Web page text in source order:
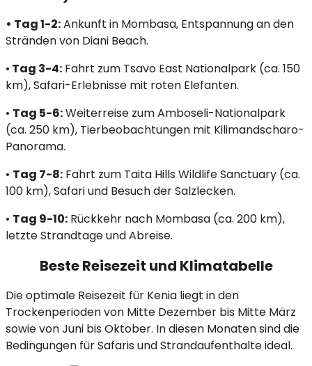
• Tag 1-2:Ankunft in Mombasa, Entspannung an den
Stränden von Diani Beach.​
• Tag 3-4: Fahrt zum Tsavo East Nationalpark (ca. 150
km), Safari-Erlebnisse mit roten Elefanten.​
• Tag 5-6:Weiterreise zum Amboseli-Nationalpark
(ca. 250 km), Tierbeobachtungen mit Kilimandscharo-
Panorama.​
• Tag 7-8: Fahrt zum Taita Hills Wildlife Sanctuary (ca.
100 km), Safari und Besuch der Salzlecken.​
• Tag 9-10: Rückkehr nach Mombasa (ca. 200 km),
letzte Strandtage und Abreise.​
Beste Reisezeit und Klimatabelle
Die optimale Reisezeit für Kenia liegt in den
Trockenperioden von Mitte Dezember bis Mitte März
sowie von Juni bis Oktober. In diesen Monaten sind die
Bedingungen für Safaris und Strandaufenthalte ideal.